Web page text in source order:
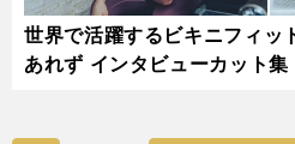
世界で活躍するビキニフィッ
あれず インタビューカット集